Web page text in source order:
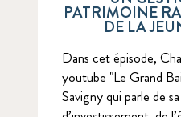
PATRIMOINE
DE LA
Dans cet épisode,
youtube "Le Grand
Savigny qui parle de